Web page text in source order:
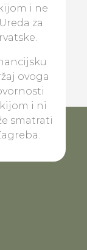
i ne
za
ovoga
i ni
smatrati